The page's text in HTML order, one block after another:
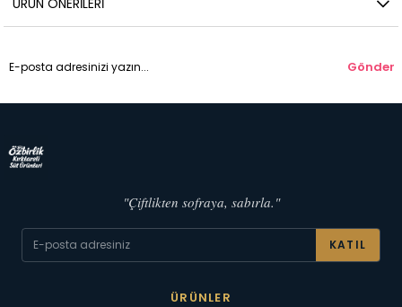
ÜRÜN ÖNERILERI
Gönder
"Çiftlikten sofraya, sabırla."
KATIL
ÜRÜNLER